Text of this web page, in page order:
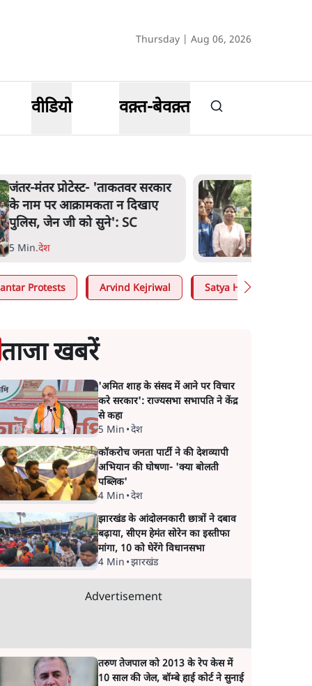
Thursday | Aug 06, 2026
वीडियो वक़्त-बेवक़्त
जंतर-मंतर प्रोटेस्ट- 'ताकतवर सरकार
के नाम पर आक्रामकता न दिखाए
पुलिस, जेन जी को सुने': SC
5 Min.देश
Protests Arvind Kejriwal Satya Hindi
ताजा खबरें
'अमित शाह के संसद में आने पर विचार
करे सरकार': राज्यसभा सभापति ने केंद्र
से कहा
5 Min •देश
कॉकरोच जनता पार्टी ने की देशव्यापी
अभियान की घोषणा- 'क्या बोलती
पब्लिक'
4 Min •देश
झारखंड के आंदोलनकारी छात्रों ने दबाव
बढ़ाया, सीएम हेमंत सोरेन का इस्तीफा
मांगा, 10 को घेरेंगे विधानसभा
4 Min •झारखंड
Advertisement
तरुण तेजपाल को 2013 के रेप केस में
10 साल की जेल, बॉम्बे हाई कोर्ट ने सुनाई